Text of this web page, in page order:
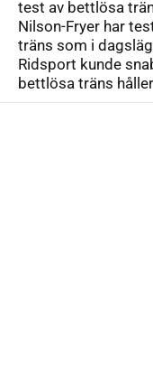
test av bettlösa
Nilson-Fryer har
träns som i
Ridsport kunde
bettlösa träns